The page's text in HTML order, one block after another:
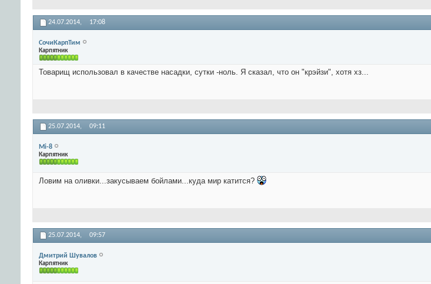
24.07.2014, 17:08
СочиКарпТим
Карпятник
Товарищ использовал в качестве насадки, сутки -ноль. Я сказал, что он "крэйзи", хотя хз...
25.07.2014, 09:11
Mi-8
Карпятник
Ловим на оливки...закусываем бойлами...куда мир катится?
25.07.2014, 09:57
Дмитрий Шувалов
Карпятник